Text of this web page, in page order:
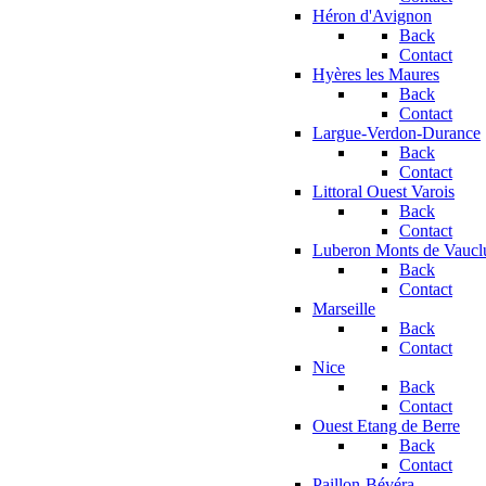
Héron d'Avignon
Back
Contact
Hyères les Maures
Back
Contact
Largue-Verdon-Durance
Back
Contact
Littoral Ouest Varois
Back
Contact
Luberon Monts de
Back
Contact
Marseille
Back
Contact
Nice
Back
Contact
Ouest Etang de Berre
Back
Contact